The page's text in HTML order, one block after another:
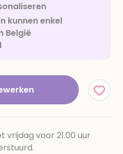
kunnen enkel
België
voor 21.00 uur